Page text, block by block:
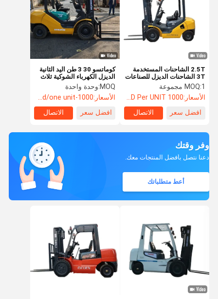
كوماتسو 30 3 طن اليد الثانية
الديزل الكهرباء الشوكية ثلاث
مراحل ومع التحول الجانبي
MOQ: وحدة واحدة
الأسعار:1000-2000usd/one unit
افضل سعر
الاتصال
2.5T الشاحنات المستخدمة
3T الشاحنات الديزل للصناعات
التجزئة مصدر محرك الديزل
MOQ:1 مجموعة
الأسعار:1000 USD Per UNIT
افضل سعر
الاتصال
وفر وقتك
دعنا نتصل بأفضل المنتجات معك.
أعط متطلباتك